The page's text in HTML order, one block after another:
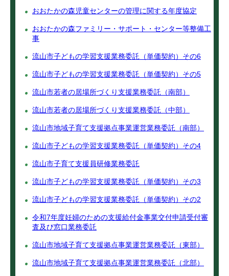
おおたかの森児童センターの管理に関する年度協定
おおたかの森ファミリー・サポート・センター等整備工
事
流山市子どもの学習支援業務委託（単価契約）その6
流山市子どもの学習支援業務委託（単価契約）その5
流山市若者の居場所づくり支援業務委託（南部）
流山市若者の居場所づくり支援業務委託（中部）
流山市地域子育て支援拠点事業運営業務委託（南部）
流山市子どもの学習支援業務委託（単価契約）その4
流山市子育て支援員研修業務委託
流山市子どもの学習支援業務委託（単価契約）その3
流山市子どもの学習支援業務委託（単価契約）その2
令和7年度妊婦のための支援給付金事業交付申請受付審
査及び窓口業務委託
流山市地域子育て支援拠点事業運営業務委託（東部）
流山市地域子育て支援拠点事業運営業務委託（北部）